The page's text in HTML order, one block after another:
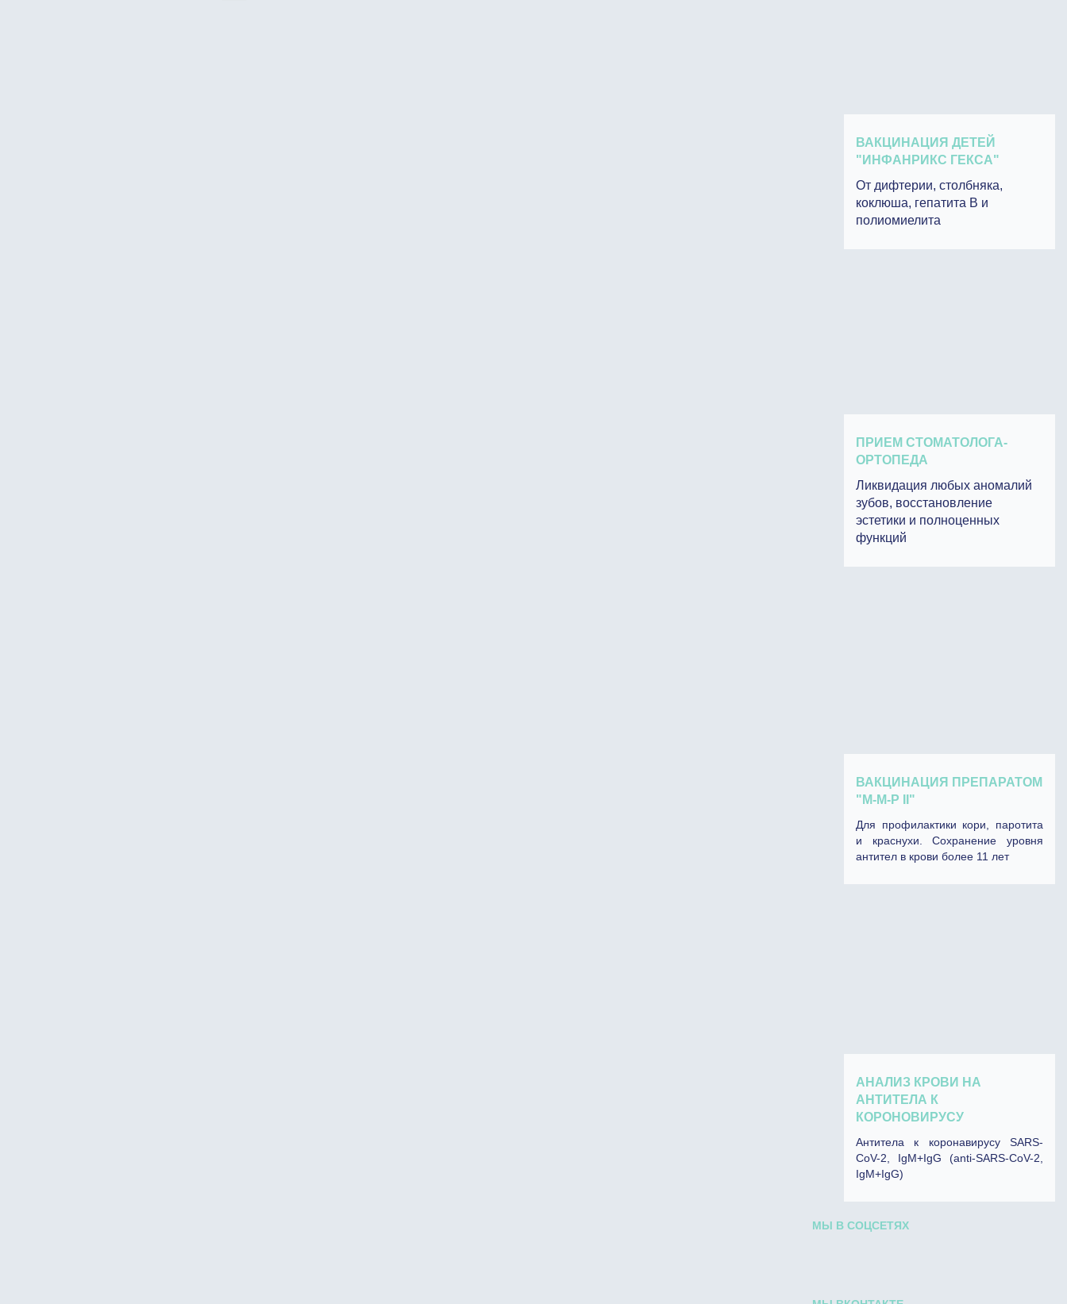
ВАКЦИНАЦИЯ ДЕТЕЙ
"ИНФАНРИКС ГЕКСА"
От дифтерии, столбняка,
коклюша, гепатита В и
полиомиелита
ПРИЕМ СТОМАТОЛОГА-
ОРТОПЕДА
Ликвидация любых аномалий
зубов, восстановление
эстетики и полноценных
функций
ВАКЦИНАЦИЯ ПРЕПАРАТОМ
"М-М-P II"
Для профилактики кори, паротита
и краснухи. Сохранение уровня
антител в крови более 11 лет
АНАЛИЗ КРОВИ НА
АНТИТЕЛА К
КОРОНОВИРУСУ
Антитела к коронавирусу SARS-
CoV-2, IgM+IgG (anti-SARS-CoV-2,
IgM+IgG)
МЫ В СОЦСЕТЯХ